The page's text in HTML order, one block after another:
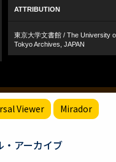
Viewer Mirador
・アーカイブ